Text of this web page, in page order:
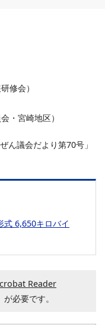
修会）
・宮崎地区）
ん議会だより第70号」
式 6,650キロバイ
Reader
必要です。